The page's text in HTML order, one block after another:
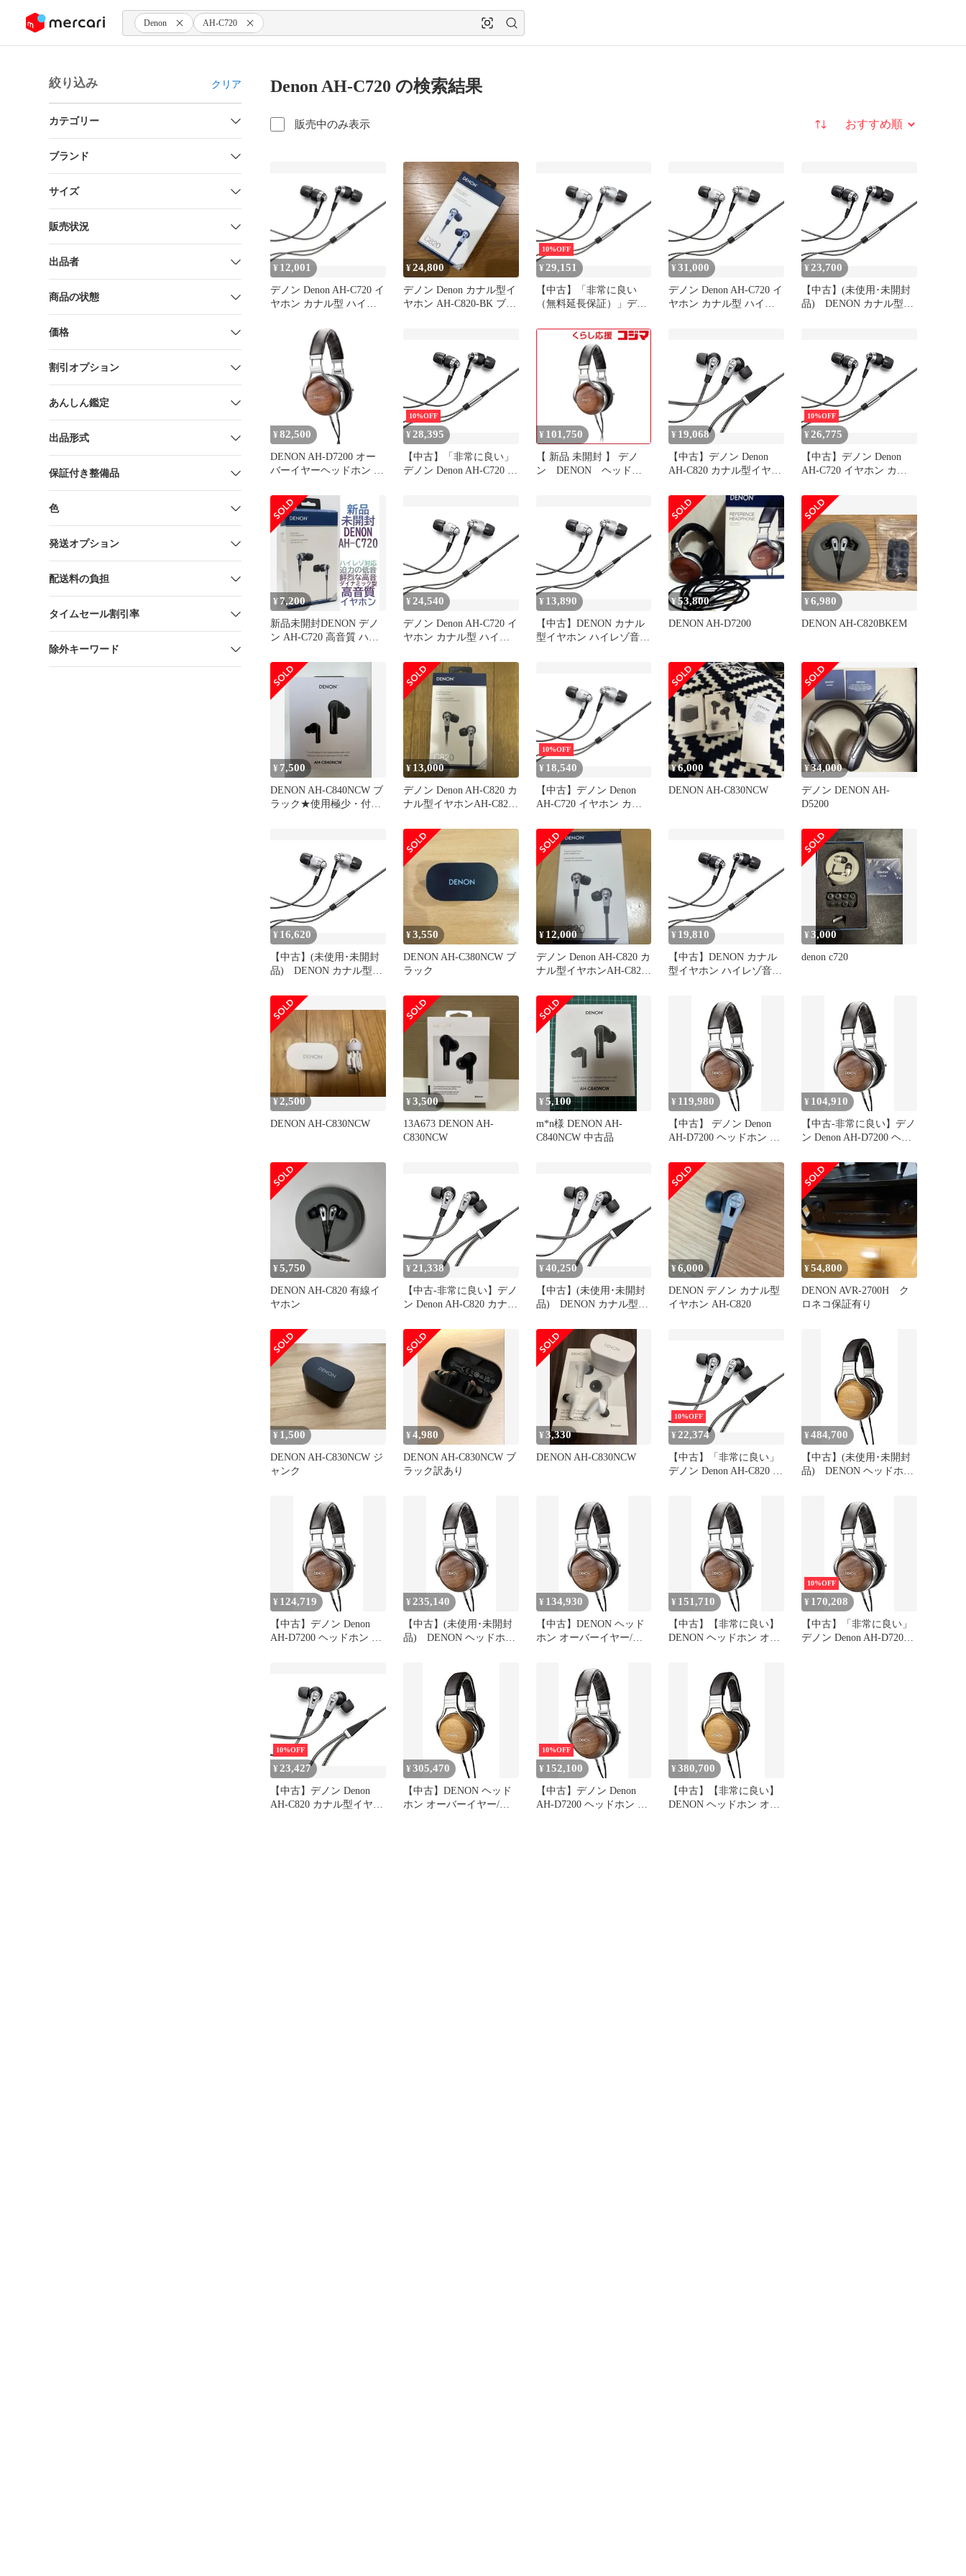
ツにスキップ Denon AH-C720
絞り込み クリア
カテゴリー
ブランド
サイズ
販売状況
出品者
商品の状態
価格
割引オプション
あんしん鑑定
出品形式
保証付き整備品
色
発送オプション
配送料の負担
タイムセール割引率
除外キーワード
Denon AH-C720 の検索結果
販売中のみ表示 並び替え
¥ 12,001
デノン Denon AH-C720 イ
ヤホン カナル型 ハイレ
ブラック AH-C720BKEM
¥24,800
デノン Denon カナル型イ
ヤホン AH-C820-BK ブラ
10%OFF
¥ 29,151
【中古】「非常に良い
（無料延長保証）」デノ
ン カナル型 ハイレゾ対
応 ダイナミック型 シル
バーAH-C720SREM
¥31,000
デノン Denon AH-C720 イ
ヤホン カナル型 ハイレ
¥ 23,700
【中古】(未使用･未開封
品) DENON カナル型イ
¥ 82,500
DENON AH-D7200 オー
バーイヤーヘッドホン ハ
10%OFF
¥ 28,395
【中古】「非常に良い」
デノン Denon AH-C720 イ
C720BKEM
¥ 101,750
【 新品 未開封 】 デノ
ン DENON ヘッドホ
¥ 19,068
【中古】デノン Denon
AH-C820 カナル型イヤホ
ュアルドライバー ブラッ
ク AH-C820-BK
10%OFF
¥ 26,775
【中古】デノン Denon
AH-C720 イヤホン カナ
質 ダイナミック型 ブラ
ック AH-C720BKEM
¥ 7,200
新品未開封DENON デノ
ン AH-C720 高音質 ハイ
¥ 24,540
デノン Denon AH-C720 イ
ヤホン カナル型 ハイレ
シルバーAH-C720SREM
¥ 13,890
【中古】DENON カナル
型イヤホン ハイレゾ音源
¥53,800
DENON AH-D7200
¥6,980
DENON AH-C820BKEM
¥ 7,500
DENON AH-C840NCW ブ
ラック★使用極少・付属
¥ 13,000
デノン Denon AH-C820 カ
ナル型イヤホンAH-C820-
10%OFF
¥ 18,540
【中古】デノン Denon
AH-C720 イヤホン カナ
ナミック型 シルバーAH-
C720SREM
¥6,000
DENON AH-C830NCW
¥34,000
デノン DENON AH-
D5200
¥ 16,620
【中古】(未使用･未開封
品) DENON カナル型イ
シルバー AH-C720-SR
qdkdu57
¥3,550
DENON AH-C380NCW ブ
ラック
¥ 12,000
デノン Denon AH-C820 カ
ナル型イヤホンAH-C820-
¥ 19,810
【中古】DENON カナル
型イヤホン ハイレゾ音源
¥3,000
denon c720
¥ 2,500
DENON AH-C830NCW
¥3,500
13A673 DENON AH-
C830NCW
¥5,100
m*n様 DENON AH-
C840NCW 中古品
¥ 119,980
【中古】 デノン Denon
AH-D7200 ヘッドホン オ
源対応 ウッドハウジング
ウォールナット木目 AH-
D7200EM
¥ 104,910
【中古-非常に良い】デノ
ン Denon AH-D7200 ヘッ
ハイレゾ音源対応/ウッド
ハウジング ウォールナッ
ト木目 AH-D7200EM
¥5,750
DENON AH-C820 有線イ
ヤホン
¥ 21,338
【中古-非常に良い】デノ
ン Denon AH-C820 カナル
対応/デュアルドライバー
ブラック AH-C820-BK
¥40,250
【中古】(未使用･未開封
品) DENON カナル型イ
応/デュアルドライバー
ブラック AH-C820-BK
qdkdu57
¥6,000
DENON デノン カナル型
イヤホン AH-C820
¥54,800
DENON AVR-2700H ク
ロネコ保証有り
¥ 1,500
DENON AH-C830NCW ジ
ャンク
¥4,980
DENON AH-C830NCW ブ
ラック訳あり
¥3,330
DENON AH-C830NCW
10%OFF
¥ 22,374
【中古】「非常に良い」
デノン Denon AH-C820 カ
バー ブラック AH-C820-
¥484,700
【中古】(未使用･未開封
品) DENON ヘッドホン
グ 木目 AH-D9200 bt0tq1u
¥ 124,719
【中古】デノン Denon
AH-D7200 ヘッドホン オ
D7200EM
¥ 235,140
【中古】(未使用･未開封
品) DENON ヘッドホン
グ 木目 AH-D7200
¥ 134,930
【中古】DENON ヘッド
ホン オーバーイヤー/ハ
¥ 151,710
【中古】【非常に良い】
DENON ヘッドホン オー
木目 AH-D7200 dwos6rj
10%OFF
¥ 170,208
【中古】「非常に良い」
デノン Denon AH-D7200
10%OFF
¥ 23,427
【中古】デノン Denon
AH-C820 カナル型イヤホ
¥305,470
【中古】DENON ヘッド
ホン オーバーイヤー/ハ
10%OFF
¥ 152,100
【中古】デノン Denon
AH-D7200 ヘッドホン オ
¥380,700
【中古】【非常に良い】
DENON ヘッドホン オー